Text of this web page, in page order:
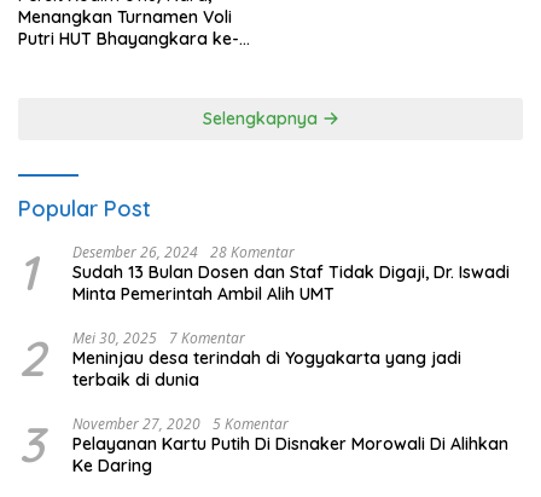
Menangkan Turnamen Voli
Putri HUT Bhayangkara ke-
Selengkapnya
Popular Post
1 Desember 26, 2024 28 Komentar
Sudah 13 Bulan Dosen dan Staf Tidak Digaji, Dr. Iswadi
Minta Pemerintah Ambil Alih UMT
2 Mei 30, 2025 7 Komentar
Meninjau desa terindah di Yogyakarta yang jadi
terbaik di dunia
3 November 27, 2020 5 Komentar
Pelayanan Kartu Putih Di Disnaker Morowali Di Alihkan
Ke Daring